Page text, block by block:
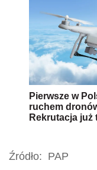
Pierwsze w
ruchem
Rekrutacja już
Źródło: PAP